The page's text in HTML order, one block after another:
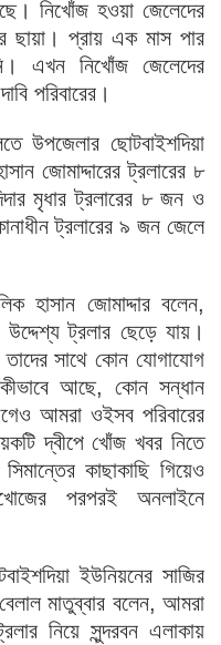
নিখোঁজ হওয়া জেলেদের
ছায়া। প্রায় এক মাস পার
এখন নিখোঁজ জেলেদের
পরিবারের।
উপজেলার ছোটবাইশদিয়া
জোমাদ্দারের ট্রলারের ৮
মৃধার ট্রলারের ৮ জন ও
ট্রলারের ৯ জন জেলে
হাসান জোমাদ্দার বলেন,
উদ্দেশ্য ট্রলার ছেড়ে যায়।
তাদের সাথে কোন যোগাযোগ
আছে, কোন সন্ধান
আমরা ওইসব পরিবারের
দ্বীপে খোঁজ খবর নিতে
কাছাকাছি গিয়েও
পরপরই অনলাইনে
ইউনিয়নের সাজির
বেলাল মাতুব্বার বলেন, আমরা
নিয়ে সুন্দরবন এলাকায়